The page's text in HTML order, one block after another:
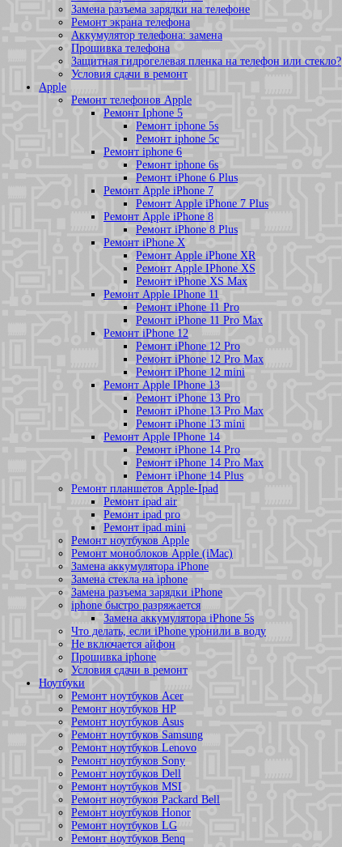
Замена разъема зарядки на телефоне
Ремонт экрана телефона
Аккумулятор телефона: замена
Прошивка телефона
Защитная гидрогелевая пленка на телефон или стекло?
Условия сдачи в ремонт
Apple
Ремонт телефонов Apple
Ремонт Iphone 5
Ремонт iphone 5s
Ремонт iphone 5c
Ремонт iphone 6
Ремонт iphone 6s
Ремонт iPhone 6 Plus
Ремонт Apple iPhone 7
Ремонт Apple iPhone 7 Plus
Ремонт Apple iPhone 8
Ремонт iPhone 8 Plus
Ремонт iPhone X
Ремонт Apple iPhone XR
Ремонт Apple IPhone XS
Ремонт iPhone XS Max
Ремонт Apple IPhone 11
Ремонт iPhone 11 Pro
Ремонт iPhone 11 Pro Max
Ремонт iPhone 12
Ремонт iPhone 12 Pro
Ремонт iPhone 12 Pro Max
Ремонт iPhone 12 mini
Ремонт Apple IPhone 13
Ремонт iPhone 13 Pro
Ремонт iPhone 13 Pro Max
Ремонт iPhone 13 mini
Ремонт Apple IPhone 14
Ремонт iPhone 14 Pro
Ремонт iPhone 14 Pro Max
Ремонт iPhone 14 Plus
Ремонт планшетов Apple-Ipad
Ремонт ipad air
Ремонт ipad pro
Ремонт ipad mini
Ремонт ноутбуков Apple
Ремонт моноблоков Apple (iMac)
Замена аккумулятора iPhone
Замена стекла на iphone
Замена разъема зарядки iPhone
iphone быстро разряжается
Замена аккумулятора iPhone 5s
Что делать, если iPhone уронили в воду
Не включается айфон
Прошивка iphone
Условия сдачи в ремонт
Ноутбуки
Ремонт ноутбуков Acer
Ремонт ноутбуков HP
Ремонт ноутбуков Asus
Ремонт ноутбуков Samsung
Ремонт ноутбуков Lenovo
Ремонт ноутбуков Sony
Ремонт ноутбуков Dell
Ремонт ноутбуков MSI
Ремонт ноутбуков Packard Bell
Ремонт ноутбуков Honor
Ремонт ноутбуков LG
Ремонт ноутбуков Benq